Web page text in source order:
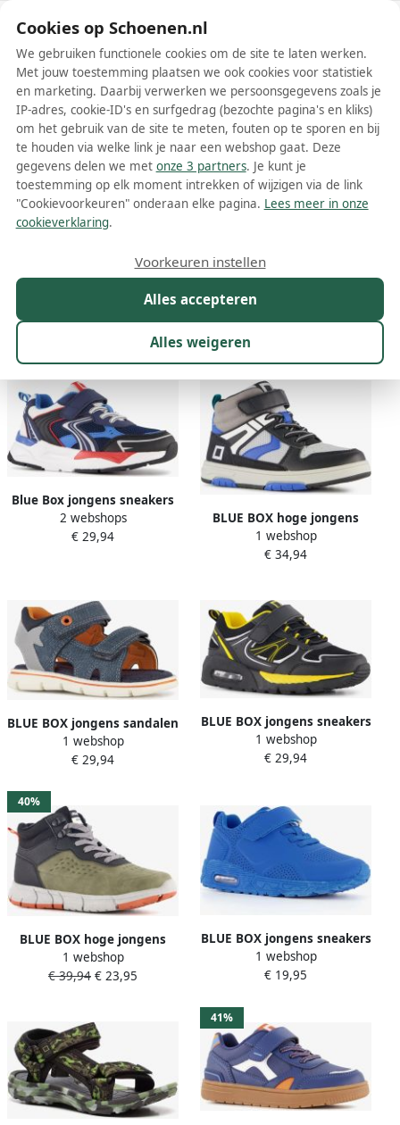
Schoenen.nl
Wis filters Alle filters
Blue Box jongensschoenen
Meer lezen
Kleur Prijs
149 resultaten:
Blue Box jongens sneakers
blauw rood
2 webshops
€ 29,94
BLUE BOX hoge jongens
sneakers grijs blauw
1 webshop
€ 34,94
BLUE BOX jongens sandalen
met haai blauw
1 webshop
€ 29,94
BLUE BOX jongens sneakers
met airzool zwart geel
1 webshop
€ 29,94
40%
BLUE BOX hoge jongens
sneakers groen
1 webshop
€ 39,94 € 23,95
BLUE BOX jongens sneakers
met airzool blauw
Uitneembare zool
1 webshop
€ 19,95
41%
Cookies op Schoenen.nl
We gebruiken functionele cookies om de site te laten werken.
Met jouw toestemming plaatsen we ook cookies voor statistiek
en marketing. Daarbij verwerken we persoonsgegevens zoals je
IP-adres, cookie-ID's en surfgedrag (bezochte pagina's en kliks)
om het gebruik van de site te meten, fouten op te sporen en bij
te houden via welke link je naar een webshop gaat. Deze
gegevens delen we met onze 3 partners. Je kunt je
toestemming op elk moment intrekken of wijzigen via de link
"Cookievoorkeuren" onderaan elke pagina. Lees meer in onze
cookieverklaring.
Alles accepteren
Alles weigeren
Voorkeuren instellen